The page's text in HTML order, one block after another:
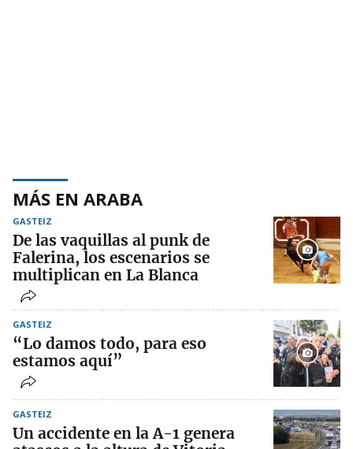
MÁS EN ARABA
GASTEIZ
De las vaquillas al punk de
Falerina, los escenarios se
multiplican en La Blanca
GASTEIZ
“Lo damos todo, para eso
estamos aquí”
GASTEIZ
Un accidente en la A-1 genera